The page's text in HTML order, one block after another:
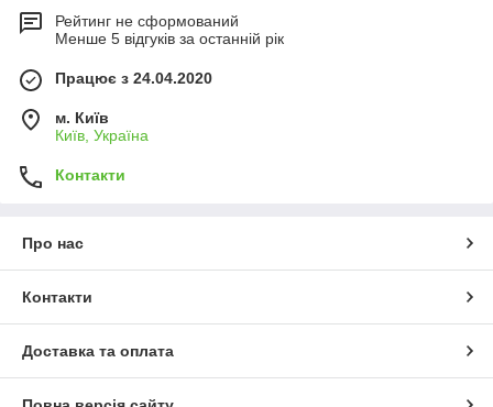
Рейтинг не сформований
Менше 5 відгуків за останній рік
Працює з 24.04.2020
м. Київ
Київ, Україна
Контакти
Про нас
Контакти
Доставка та оплата